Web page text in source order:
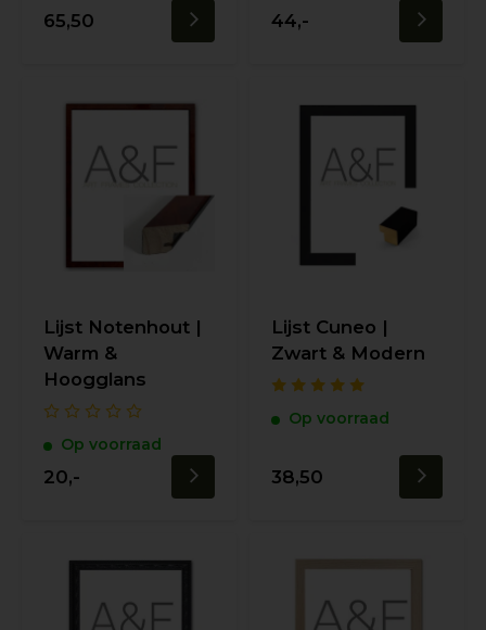
65,50 44,-
Lijst Notenhout |
Warm &
Hoogglans
Op voorraad
20,-
Lijst Cuneo |
Zwart & Modern
Op voorraad
38,50